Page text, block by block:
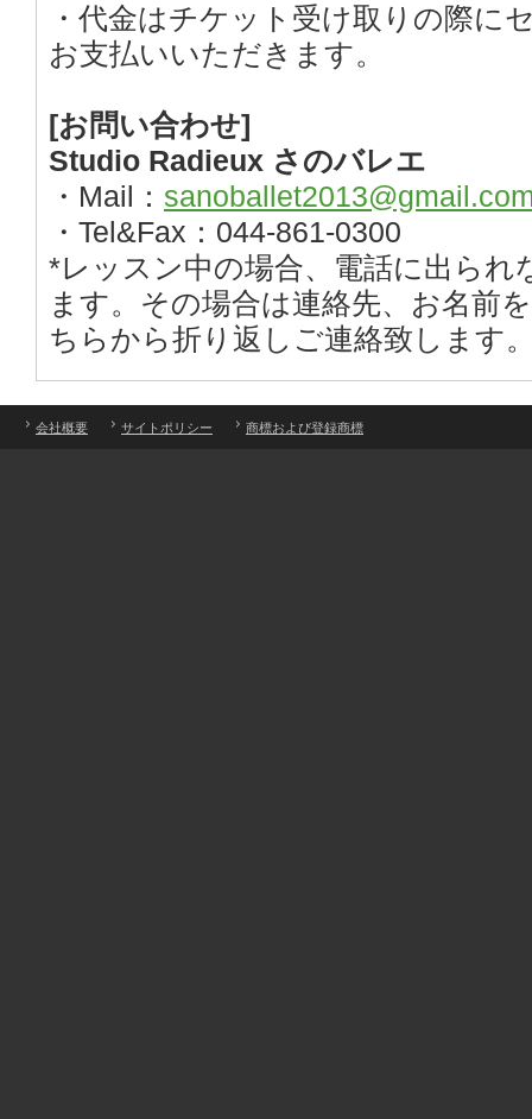
・代金はチケット受け取りの際に
お支払いいただきます。
[お問い合わせ]
Studio Radieux さのバレエ
・Mail：
・Tel&Fax：044-861-0300
*レッスン中の場合、電話に出られ
ます。その場合は連絡先、お名前
ちらから折り返しご連絡致します
会社概要 サイトポリシー 商標および登録商標